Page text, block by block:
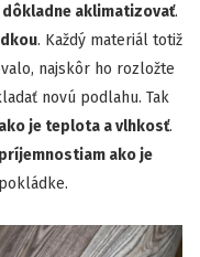
dôkladne aklimatizovať.
. Každý materiál totiž
najskôr ho rozložte
novú podlahu. Tak
je teplota a vlhkosť.
ako je